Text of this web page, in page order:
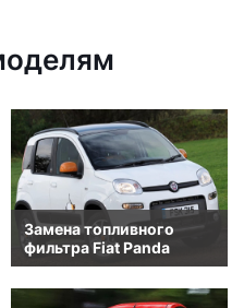
Замена топливного
фильтра Fiat Panda